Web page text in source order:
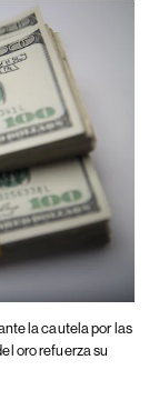
la cautela por las
oro refuerza su